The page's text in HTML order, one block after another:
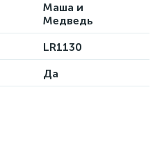
Маша и
Медведь
LR1130
Да